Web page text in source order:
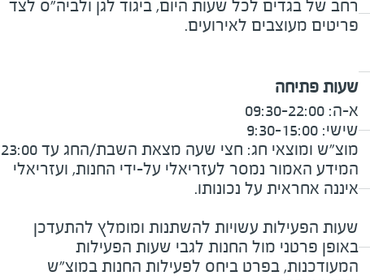
רחב של בגדים לכל שעות היום, ביגוד לגן ולביה"ס לצד
פריטים מעוצבים לאירועים.
שעות פתיחה
מוצ״ש ומוצאי חג: חצי שעה מצאת השבת/החג עד 23:00
המידע האמור נמסר לעזריאלי על-ידי החנות, ועזריאלי
שעות הפעילות עשויות להשתנות ומומלץ להתעדכן
באופן פרטני מול החנות לגבי שעות הפעילות
המעודכנות, בפרט ביחס לפעילות החנות במוצ"ש